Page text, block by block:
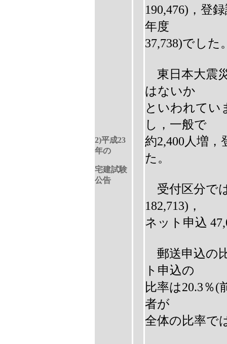
2)平成23
年の
宅建試験
公告
190,476)，登
年度
37,738)でした
東日本大震
はないか
といわれてい
し，一般で
約2,400人増，
た。
受付区分で
182,713)，
ネット申込
郵送申込の
ト申込の
比率は20.3％(
者が
全体の比率で